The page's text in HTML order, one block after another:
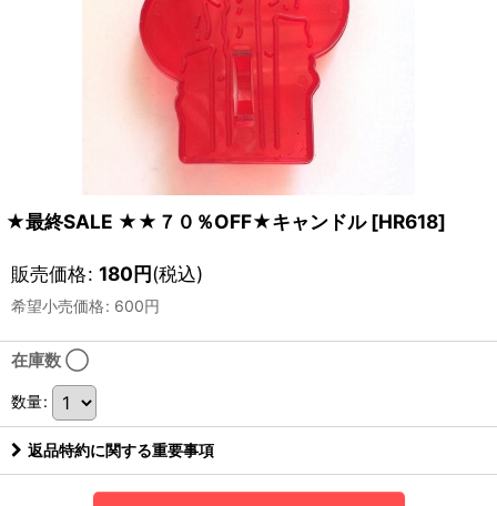
★最終SALE ★★７０％OFF★キャンドル [HR618]
販売価格: 180円(税込)
希望小売価格: 600円
在庫数 ◯
数量:
返品特約に関する重要事項